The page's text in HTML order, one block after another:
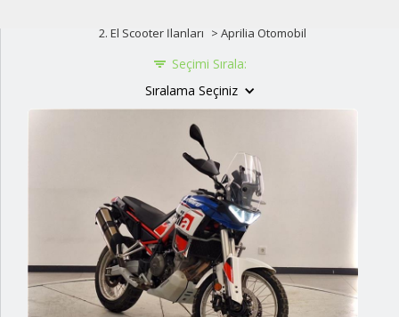
2. El Scooter İlanları > Aprilia Otomobil
Seçimi Sırala:
Sıralama Seçiniz